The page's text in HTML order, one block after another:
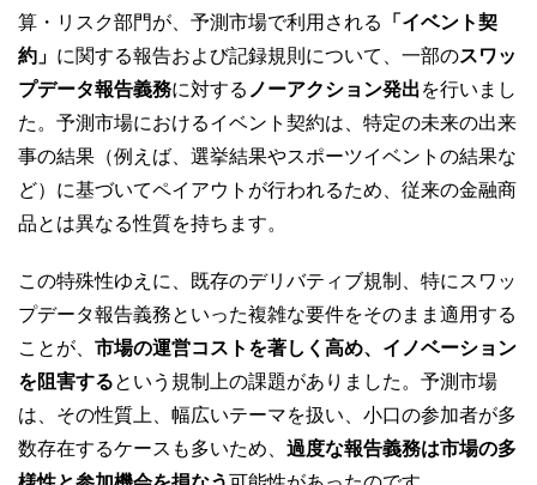
算・リスク部門が、予測市場で利用される
「イベント契
約」 に関する報告および記録規則について、一部のスワッ
プデータ報告義務に対する ノーアクション発出を行いまし
た。予測市場におけるイベント契約は、特定の未来の出来
事の結果（例えば、選挙結果やスポーツイベントの結果な
ど）に基づいてペイアウトが行われるため、従来の金融商
品とは異なる性質を持ちます。
この特殊性ゆえに、既存のデリバティブ規制、特にスワッ
プデータ報告義務といった複雑な要件をそのまま適用する
ことが、 市場の運営コストを著しく高め、イノベーション
を阻害するという規制上の課題がありました。予測市場
は、その性質上、幅広いテーマを扱い、小口の参加者が多
数存在するケースも多いため、 過度な報告義務は市場の多